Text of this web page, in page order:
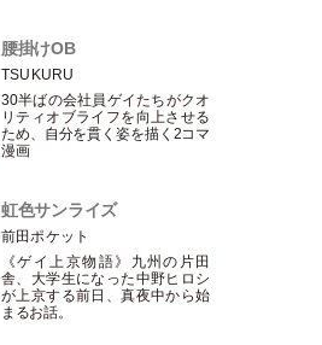
腰掛けOB
TSUKURU
30半ばの会社員ゲイたちがクオ
リティオブライフを向上させる
ため、自分を貫く姿を描く2コマ
漫画
虹色サンライズ
前田ポケット
《ゲイ上京物語》九州の片田
舎、大学生になった中野ヒロシ
が上京する前日、真夜中から始
まるお話。